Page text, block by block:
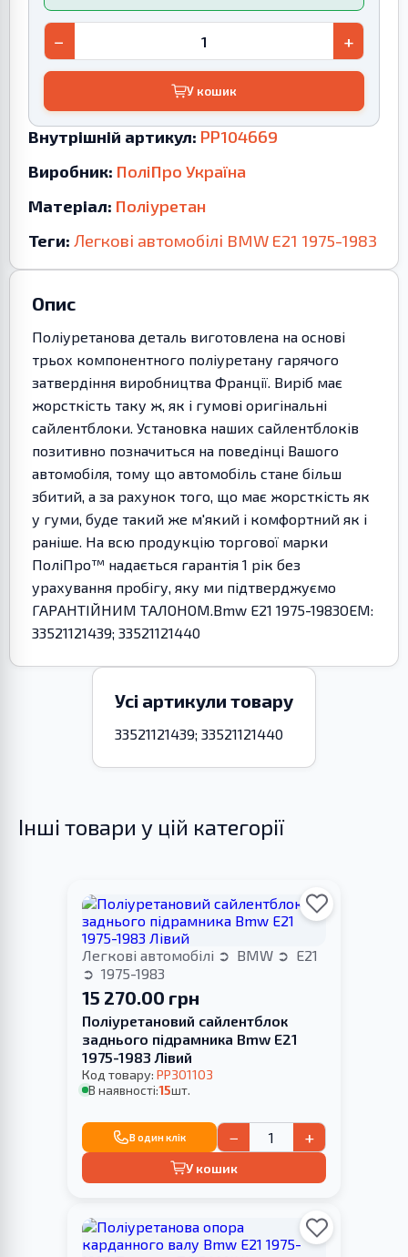
− +
У кошик
Внутрішній артикул: PP104669
Виробник: ПоліПро Україна
Матеріал: Поліуретан
Теги: Легкові автомобілі BMW E21 1975-1983
Опис
Поліуретанова деталь виготовлена на основі
трьох компонентного поліуретану гарячого
затвердіння виробництва Франції. Виріб має
жорсткість таку ж, як і гумові оригінальні
сайлентблоки. Установка наших сайлентблоків
позитивно позначиться на поведінці Вашого
автомобіля, тому що автомобіль стане більш
збитий, а за рахунок того, що має жорсткість як
у гуми, буде такий же м'який і комфортний як і
раніше. На всю продукцію торгової марки
ПоліПро™ надається гарантія 1 рік без
урахування пробігу, яку ми підтверджуємо
ГАРАНТІЙНИМ ТАЛОНОМ.Bmw E21 1975-1983OEM:
33521121439; 33521121440
Усі артикули товару
33521121439; 33521121440
Інші товари у цій категорії
Легкові автомобілі BMW
E21
1975-1983
15 270.00 грн
Поліуретановий сайлентблок
заднього підрамника Bmw E21
1975-1983 Лівий
Код товару: PP301103
В наявності:15шт.
В один клік − +
У кошик